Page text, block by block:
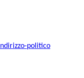
politico